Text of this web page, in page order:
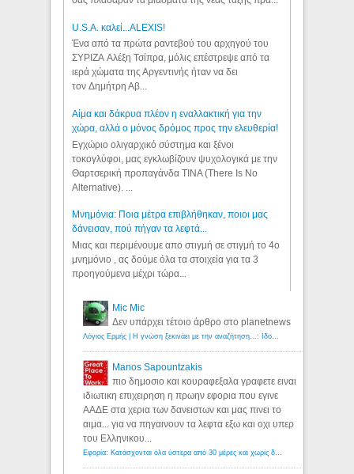
U.S.A. καλεί...ALEXIS!
Ένα από τα πρώτα ραντεβού του αρχηγού του
ΣΥΡΙΖΑ Αλέξη Τσίπρα, μόλις επέστρεψε από τα
ιερά χώματα της Αργεντινής ήταν να δει
τον Δημήτρη Αβ...
Αίμα και δάκρυα πλέον η εναλλακτική για την
χώρα, αλλά ο μόνος δρόμος προς την ελευθερία!
Εγχώριο ολιγαρχικό σύστημα και ξένοι
τοκογλύφοι, μας εγκλωβίζουν ψυχολογικά με την
Θαρτσερική προπαγάνδα TINA (There Is No
Alternative). ...
Μνημόνια: Ποια μέτρα επιβλήθηκαν, ποιοι μας
δάνεισαν, πού πήγαν τα λεφτά...
Μιας και περιμένουμε απο στιγμή σε στιγμή το 4ο
μνημόνιο , ας δούμε όλα τα στοιχεία για τα 3
προηγούμενα μέχρι τώρα...
Mic Mic
Δεν υπάρχει τέτοιο άρθρο στο planetnews
Λόγιος Ερμής | Η γνώση ξεκινάει με την αναζήτηση...: Ιδού οι 18 που χρωστούν 11 δις ευρώ!
Manos Sapountzakis
πιο δημοσιο και κουραφεξαλα γραφετε ειναι
ιδιωτικη επιχειρηση η πρωην εφορια που εγινε
ΑΑΔΕ στα χερια των δανειστων και μας πινει το
αιμα... για να πηγαινουν τα λεφτα εξω και οχι υπερ
του Ελληνικου...
Εφορία: Κατάσχονται όλα ύστερα από 30 μέρες και χωρίς δικαστικές αποφάσεις - Λόγιος Ερμής